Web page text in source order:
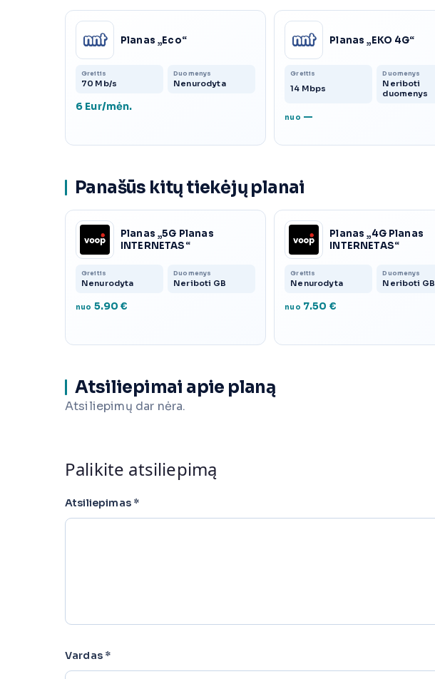
Planas „Eco“
Greitis
70 Mb/s
Duomenys
Nenurodyta
6 Eur/mėn.
Planas „EKO 4G“
Greitis
14 Mbps
Duomenys
Neriboti
duomenys
nuo —
Panašūs kitų tiekėjų planai
Planas „5G Planas
INTERNETAS“
Greitis
Nenurodyta
Duomenys
Neriboti GB
nuo 5.90 €
Planas „4G Planas
INTERNETAS“
Greitis
Nenurodyta
Duomenys
Neriboti GB
nuo 7.50 €
Atsiliepimai apie planą
Atsiliepimų dar nėra.
Palikite atsiliepimą
Atsiliepimas *
Vardas *